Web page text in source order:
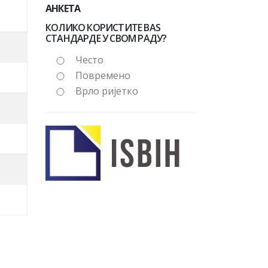
АНКЕТА
КОЛИКО КОРИСТИТЕ BAS
СТАНДАРДЕ У СВОМ РАДУ?
Често
Повремено
Врло ријетко